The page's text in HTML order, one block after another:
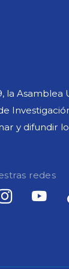
la
y difundir
redes